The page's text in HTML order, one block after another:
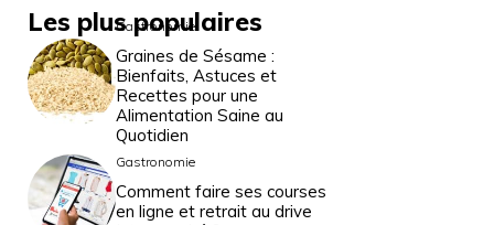
Les plus populaires
Gastronomie
Graines de Sésame :
Bienfaits, Astuces et
Recettes pour une
Alimentation Saine au
Quotidien
Gastronomie
Comment faire ses courses
en ligne et retrait au drive